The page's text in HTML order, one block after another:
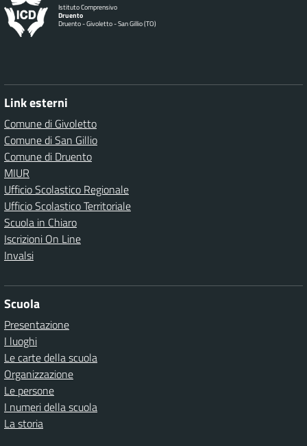
Istituto Comprensivo
Druento
Druento - Givoletto - San Gillio (TO)
Link esterni
Comune di Givoletto
Comune di San Gillio
Comune di Druento
MIUR
Ufficio Scolastico Regionale
Ufficio Scolastico Territoriale
Scuola in Chiaro
Iscrizioni On Line
Invalsi
Scuola
Presentazione
I luoghi
Le carte della scuola
Organizzazione
Le persone
I numeri della scuola
La storia